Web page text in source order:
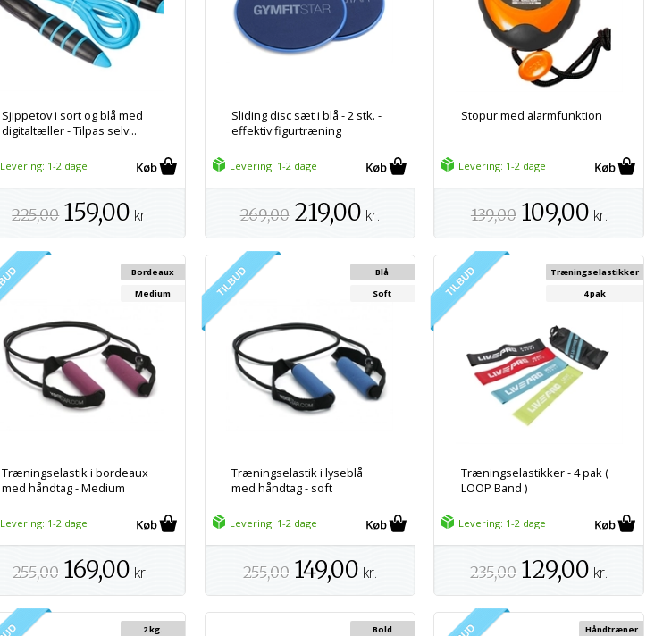
Sjippetov i sort og blå med
digitaltæller - Tilpas selv...
Levering: 1-2 dage
225,00 159,00 kr.
Sliding disc sæt i blå - 2 stk. -
effektiv figurtræning
Levering: 1-2 dage
269,00 219,00 kr.
Stopur med alarmfunktion
Levering: 1-2 dage
139,00 109,00 kr.
Træningselastik i bordeaux
med håndtag - Medium
Bordeaux
Medium
Levering: 1-2 dage
255,00 169,00 kr.
Træningselastik i lyseblå
med håndtag - soft
Blå
Soft
Levering: 1-2 dage
255,00 149,00 kr.
Træningselastikker - 4 pak (
LOOP Band )
Træningselastikker
4 pak
Levering: 1-2 dage
235,00 129,00 kr.
2 kg.
Bold
Håndtræner